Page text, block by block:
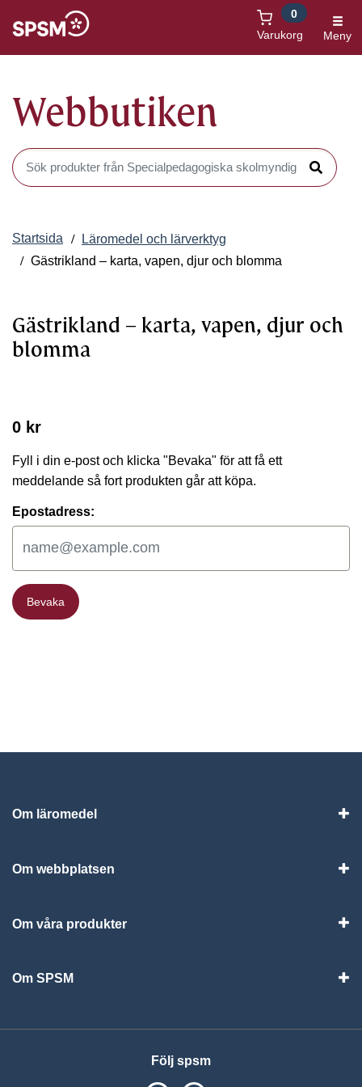
Varukorg
0
Meny
Webbutiken
Sök produkter i Webbutiken
Sök
Startsida
Läromedel och lärverktyg
Gästrikland – karta, vapen, djur och blomma
Gästrikland – karta, vapen, djur och
blomma
0 kr
Fyll i din e-post och klicka "Bevaka" för att få ett
meddelande så fort produkten går att köpa.
Epostadress:
Bevaka
Bevaka
Om läromedel
Om webbplatsen
Om våra produkter
Om SPSM
Följ spsm